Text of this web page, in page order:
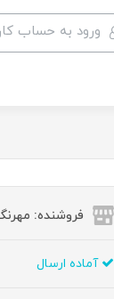
ورود به حساب
فروشنده:
آماده ارسال